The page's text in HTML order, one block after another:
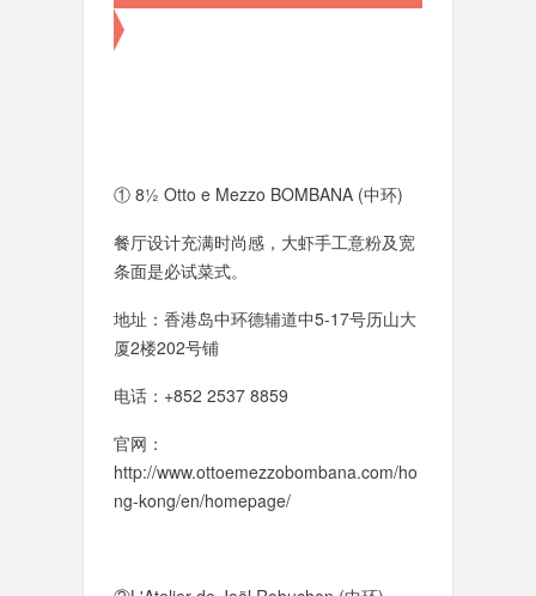
① 8½ Otto e Mezzo BOMBANA (中环)
餐厅设计充满时尚感，大虾手工意粉及宽
条面是必试菜式。
地址：香港岛中环德辅道中5-17号历山大
厦2楼202号铺
电话：+852 2537 8859
官网：
http://www.ottoemezzobombana.com/ho
ng-kong/en/homepage/